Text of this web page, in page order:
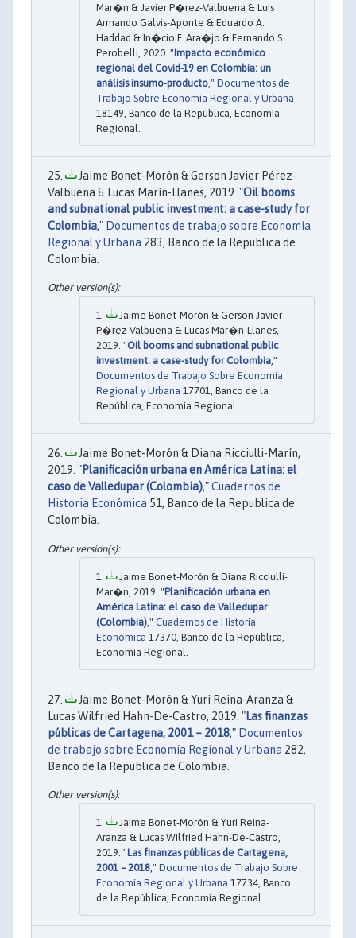
Mar�n & Javier P�rez-Valbuena & Luis
Armando Galvis-Aponte & Eduardo A.
Haddad & In�cio F. Ara�jo & Fernando S.
Perobelli, 2020. "Impacto económico
regional del Covid-19 en Colombia: un
análisis insumo-producto ," Documentos de
Trabajo Sobre Economía Regional y Urbana
18149, Banco de la República, Economía
Regional.
Jaime Bonet-Morón & Gerson Javier Pérez-
Valbuena & Lucas Marín-Llanes, 2019. "Oil booms
and subnational public investment: a case-study for
Colombia," Documentos de trabajo sobre Economía
Regional y Urbana 283, Banco de la Republica de
Colombia.
Jaime Bonet-Morón & Gerson Javier
P�rez-Valbuena & Lucas Mar�n-Llanes,
2019. "Oil booms and subnational public
investment: a case-study for Colombia,"
Documentos de Trabajo Sobre Economía
Regional y Urbana 17701, Banco de la
República, Economía Regional.
Jaime Bonet-Morón & Diana Ricciulli-Marín,
2019. "Planificación urbana en América Latina: el
caso de Valledupar (Colombia),"Cuadernos de
Historia Económica 51, Banco de la Republica de
Colombia.
Jaime Bonet-Morón & Diana Ricciulli-
Mar�n, 2019. "Planificación urbana en
América Latina: el caso de Valledupar
(Colombia) ," Cuadernos de Historia
Económica 17370, Banco de la República,
Economía Regional.
Jaime Bonet-Morón & Yuri Reina-Aranza &
Lucas Wilfried Hahn-De-Castro, 2019. "Las finanzas
públicas de Cartagena, 2001 – 2018," Documentos
de trabajo sobre Economía Regional y Urbana 282,
Banco de la Republica de Colombia.
Jaime Bonet-Morón & Yuri Reina-
Aranza & Lucas Wilfried Hahn-De-Castro,
2019. "Las finanzas públicas de Cartagena,
2001 – 2018," Documentos de Trabajo Sobre
Economía Regional y Urbana 17734, Banco
de la República, Economía Regional.